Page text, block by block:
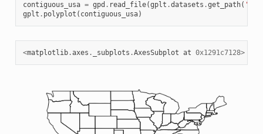
contiguous_usa = gpd . read_file(gplt .datasets .get_path(
gplt . polyplot ( contiguous_usa)
<matplotlib.axes . _subplots .AxesSubplot at 0x1291c7128>